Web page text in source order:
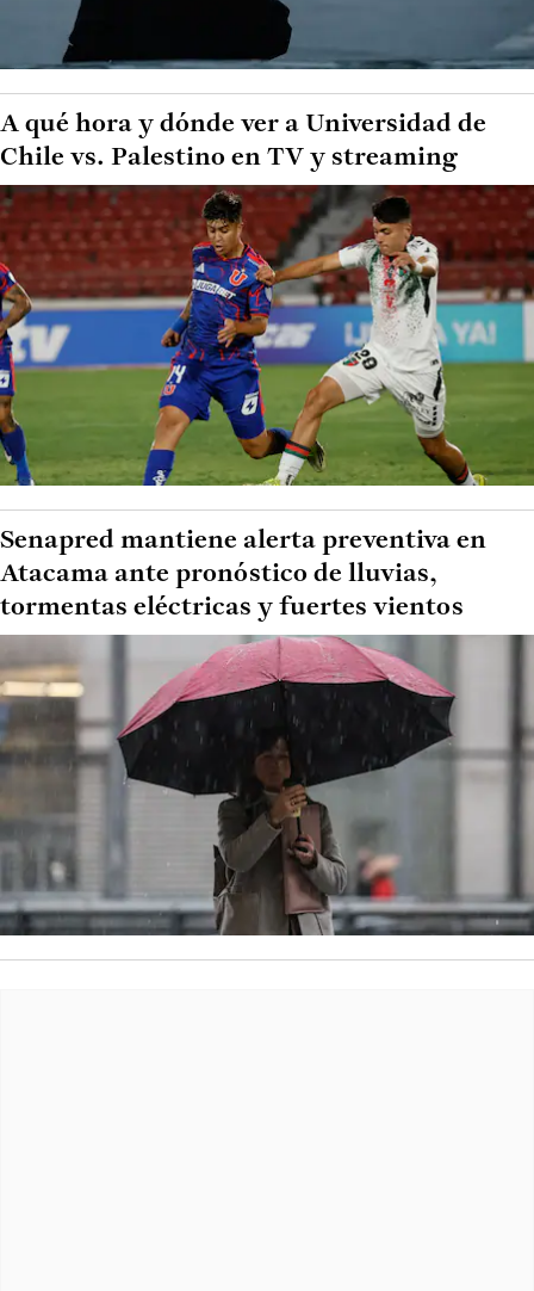
A qué hora y dónde ver a Universidad de
Chile vs. Palestino en TV y streaming
Senapred mantiene alerta preventiva en
Atacama ante pronóstico de lluvias,
tormentas eléctricas y fuertes vientos